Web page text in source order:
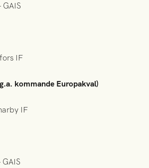
GAIS
IF
kommande Europakval)
IF
GAIS